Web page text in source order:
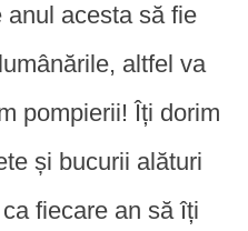
anul acesta să fie
altfel va
pompierii! Îți dorim
și bucurii alături
fiecare an să îți